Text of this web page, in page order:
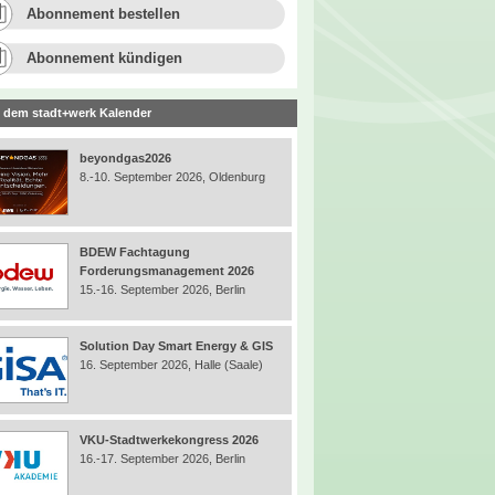
Abonnement bestellen
Abonnement kündigen
dem stadt+werk Kalender
beyondgas2026
8.-10. September 2026, Oldenburg
BDEW Fachtagung
Forderungsmanagement 2026
15.-16. September 2026, Berlin
Solution Day Smart Energy & GIS
16. September 2026, Halle (Saale)
VKU-Stadtwerkekongress 2026
16.-17. September 2026, Berlin